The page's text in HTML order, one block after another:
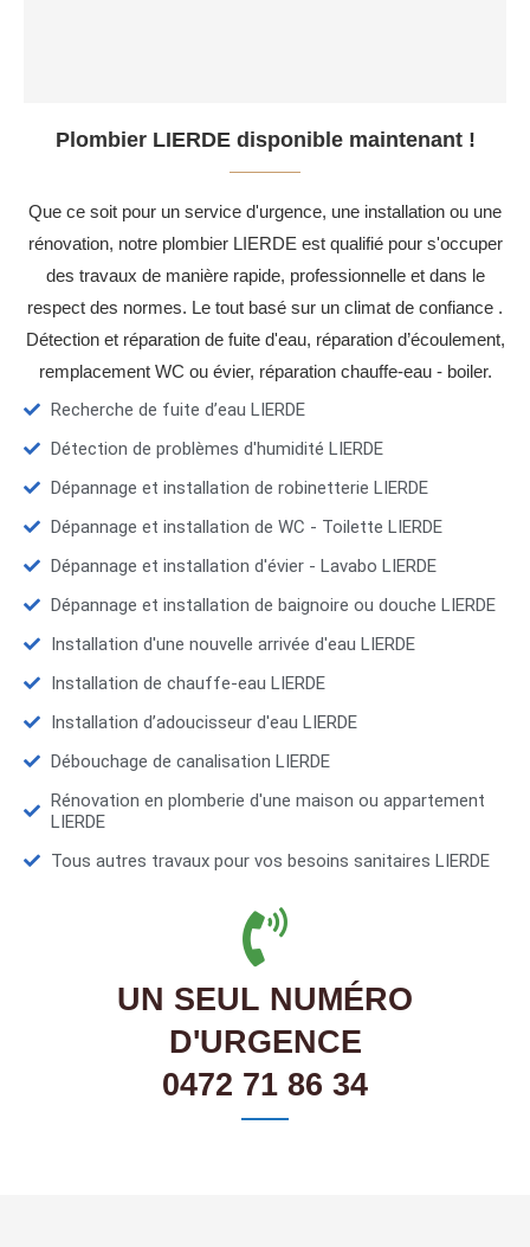
Plombier LIERDE disponible maintenant !
Que ce soit pour un service d'urgence, une installation ou une
rénovation, notre plombier LIERDE est qualifié pour s'occuper
des travaux de manière rapide, professionnelle et dans le
respect des normes. Le tout basé sur un climat de confiance .
Détection et réparation de fuite d'eau, réparation d’écoulement,
remplacement WC ou évier, réparation chauffe-eau - boiler.
Recherche de fuite d’eau LIERDE
Détection de problèmes d'humidité LIERDE
Dépannage et installation de robinetterie LIERDE
Dépannage et installation de WC - Toilette LIERDE
Dépannage et installation d'évier - Lavabo LIERDE
Dépannage et installation de baignoire ou douche LIERDE
Installation d'une nouvelle arrivée d'eau LIERDE
Installation de chauffe-eau LIERDE
Installation d’adoucisseur d'eau LIERDE
Débouchage de canalisation LIERDE
Rénovation en plomberie d'une maison ou appartement
LIERDE
Tous autres travaux pour vos besoins sanitaires LIERDE
UN SEUL NUMÉRO
D'URGENCE
0472 71 86 34